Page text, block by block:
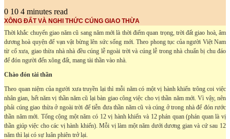
0 10 4 minutes read
XÔNG ĐẤT VÀ NGHI THỨC CÚNG GIAO THỪA
Thời khắc chuyển giao năm cũ sang năm mới là thời điểm quan trọng, trời đất giao hoà, âm
dương hoà quyện để vạn vật bừng lên sức sống mới. Theo phong tục của người Việt Nam
từ cổ xưa, giao thừa nhà nhà đều cúng lễ ngoài trời và cúng lễ trong nhà chuẩn bị chu đáo
để đón người đến xông đất, mang tài thần vào nhà.
Chào đón tài thần
Theo quan niệm của người xưa truyền lại thì mỗi năm có một vị hành khiển trông coi việc
nhân gian, hết năm vị thần năm cũ lại bàn giao công việc cho vị thần năm mới. Vì vậy, nên
phải cúng giao thừa ở ngoài trời để tiễn đưa thần năm cũ và cúng ở trong nhà để đón rước
thần năm mới. Tổng cộng một năm có 12 vị hành khiển và 12 phán quan (phán quan là vị
thần giúp việc cho các vị hành khiển). Mỗi vị làm một năm dưới dương gian và cứ sau 12
năm thì lại có sự luân phiên trở lại.